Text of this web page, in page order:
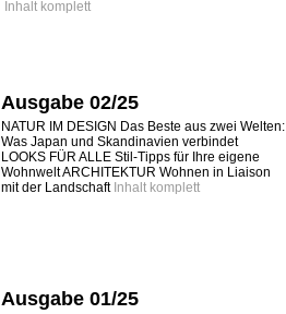
Inhalt komplett
Ausgabe 02/25
NATUR IM DESIGN Das Beste aus zwei Welten:
Was Japan und Skandinavien verbindet
LOOKS FÜR ALLE Stil-Tipps für Ihre eigene
Wohnwelt ARCHITEKTUR Wohnen in Liaison
mit der Landschaft Inhalt komplett
Ausgabe 01/25